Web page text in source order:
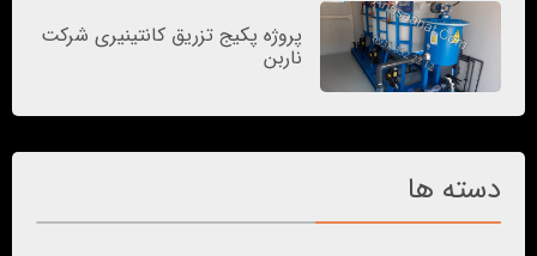
پروژه پکیج تزریق کانتینیری شرکت
ناربن
دسته ها